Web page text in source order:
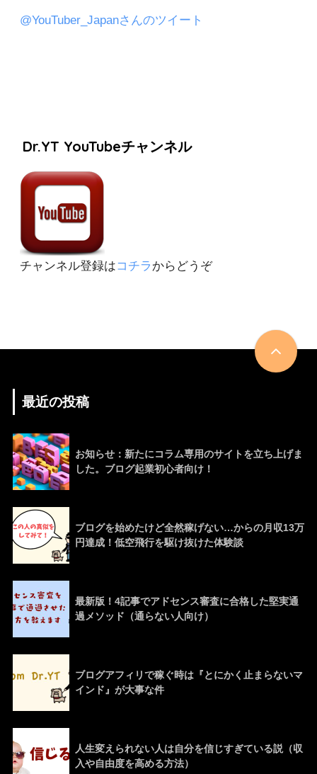
@YouTuber_Japanさんのツイート
Dr.YT YouTubeチャンネル
チャンネル登録はコチラ からどうぞ
最近の投稿
お知らせ：新たにコラム専用のサイトを立ち上げま
した。ブログ起業初心者向け！
ブログを始めたけど全然稼げない…からの月収13万
円達成！低空飛行を駆け抜けた体験談
最新版！4記事でアドセンス審査に合格した堅実通
過メソッド（通らない人向け）
ブログアフィリで稼ぐ時は『とにかく止まらないマ
インド』が大事な件
人生変えられない人は自分を信じすぎている説（収
入や自由度を高める方法）